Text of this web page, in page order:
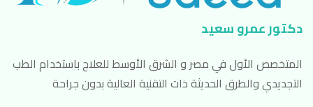
دكتور عمرو سعيد
المتخصص الأول في مصر و الشرق الأوسط للعلاج باستخدام الطب
التجديدي والطرق الحديثة ذات التقنية العالية بدون جراحة